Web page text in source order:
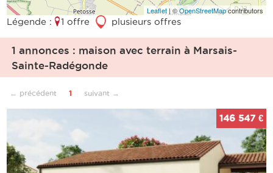
Leaflet| ©OpenStreetMapcontributors
Légende : 1 offre 3 plusieurs offres
1 annonces : maison avec terrain à Marsais-
Sainte-Radégonde
← précédent 1 suivant →
146 547 €